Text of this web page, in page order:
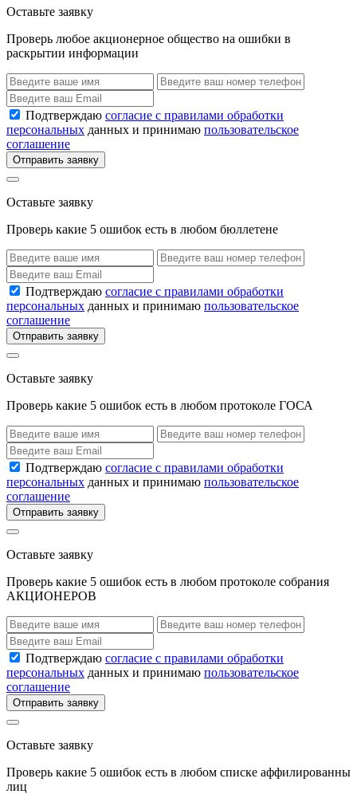
Оставьте заявку
Проверь любое акционерное общество на ошибки в
раскрытии информации
Подтверждаю согласие с правилами обработки
персональных данных и принимаю пользовательское
соглашение
Отправить заявку
Оставьте заявку
Проверь какие 5 ошибок есть в любом бюллетене
Подтверждаю согласие с правилами обработки
персональных данных и принимаю пользовательское
соглашение
Отправить заявку
Оставьте заявку
Проверь какие 5 ошибок есть в любом протоколе ГОСА
Подтверждаю согласие с правилами обработки
персональных данных и принимаю пользовательское
соглашение
Отправить заявку
Оставьте заявку
Проверь какие 5 ошибок есть в любом протоколе собрания
АКЦИОНЕРОВ
Подтверждаю согласие с правилами обработки
персональных данных и принимаю пользовательское
соглашение
Отправить заявку
Оставьте заявку
Проверь какие 5 ошибок есть в любом списке аффилированны
лиц